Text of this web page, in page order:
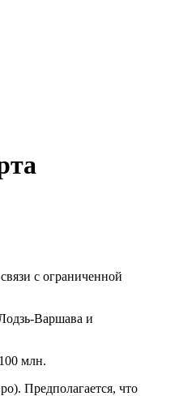
с ограниченной
Варшава и
млн.
Предполагается, что